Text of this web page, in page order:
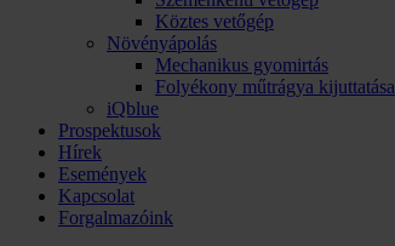
Köztes vetőgép
Növényápolás
Mechanikus gyomirtás
Folyékony műtrágya kijuttatása
iQblue
Prospektusok
Hírek
Események
Kapcsolat
Forgalmazóink